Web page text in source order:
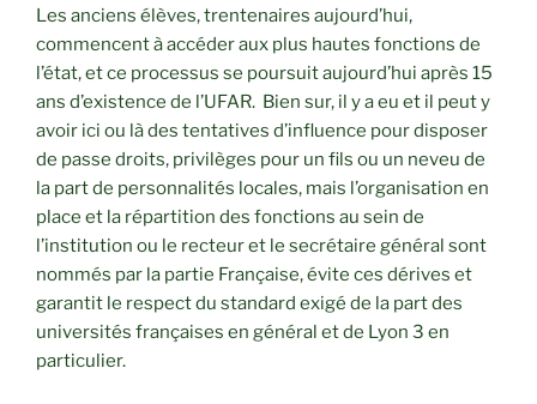
Les anciens élèves, trentenaires aujourd’hui,
commencent à accéder aux plus hautes fonctions de
l’état, et ce processus se poursuit aujourd’hui après 15
ans d’existence de l’UFAR. Bien sur, il y a eu et il peut y
avoir ici ou là des tentatives d’influence pour disposer
de passe droits, privilèges pour un fils ou un neveu de
la part de personnalités locales, mais l’organisation en
place et la répartition des fonctions au sein de
l’institution ou le recteur et le secrétaire général sont
nommés par la partie Française, évite ces dérives et
garantit le respect du standard exigé de la part des
universités françaises en général et de Lyon 3 en
particulier.